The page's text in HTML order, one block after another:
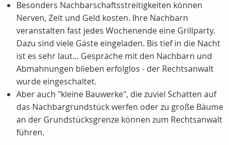
Besonders Nachbarschaftsstreitigkeiten können
Nerven, Zeit und Geld kosten. Ihre Nachbarn
veranstalten fast jedes Wochenende eine Grillparty.
Dazu sind viele Gäste eingeladen. Bis tief in die Nacht
ist es sehr laut... Gespräche mit den Nachbarn und
Abmahnungen blieben erfolglos - der Rechtsanwalt
wurde eingeschaltet.
Aber auch "kleine Bauwerke", die zuviel Schatten auf
das Nachbargrundstück werfen oder zu große Bäume
an der Grundstücksgrenze können zum Rechtsanwalt
führen.